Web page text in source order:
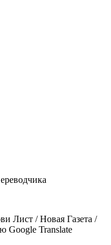
Лист / Новая Газета /
Google Translate